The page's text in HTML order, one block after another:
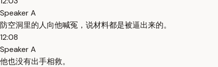
Speaker A
防空洞里的人向他喊冤，说材料都是被逼出来的。
12:08
Speaker A
他也没有出手相救。